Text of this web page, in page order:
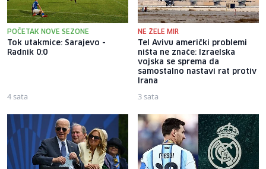
POČETAK NOVE SEZONE
Tok utakmice: Sarajevo -
Radnik 0:0
4 sata
NE ŽELE MIR
Tel Avivu američki problemi
ništa ne znače: Izraelska
vojska se sprema da
samostalno nastavi rat protiv
Irana
3 sata